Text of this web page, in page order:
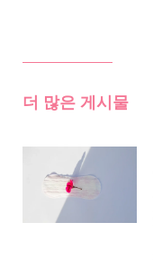
더 많은 게시물